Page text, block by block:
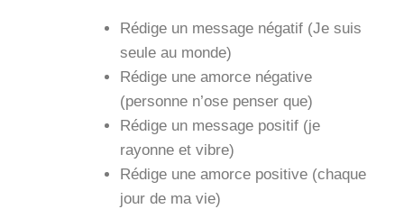
Rédige un message négatif (Je suis
seule au monde)
Rédige une amorce négative
(personne n’ose penser que)
Rédige un message positif (je
rayonne et vibre)
Rédige une amorce positive (chaque
jour de ma vie)